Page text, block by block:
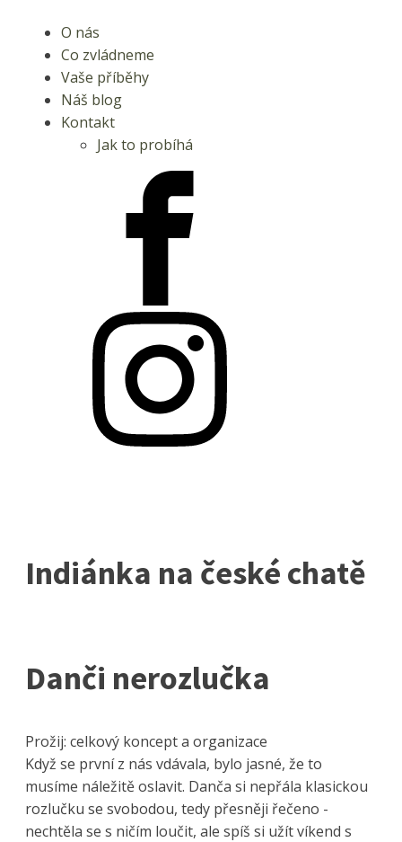
O nás
Co zvládneme
Vaše příběhy
Náš blog
Kontakt
Jak to probíhá
Indiánka na české chatě
Danči nerozlučka
Prožij: celkový koncept a organizace
Když se první z nás vdávala, bylo jasné, že to
musíme náležitě oslavit. Danča si nepřála klasickou
rozlučku se svobodou, tedy přesněji řečeno -
nechtěla se s ničím loučit, ale spíš si užít víkend s